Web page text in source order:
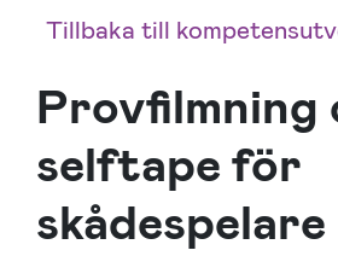
Tillbaka till
Provfilmning
selftape för
skådespelare